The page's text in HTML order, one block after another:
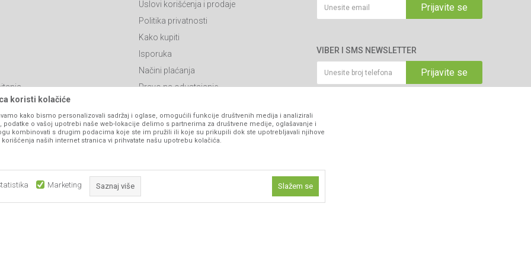
Uslovi korišćenja i prodaje
Politika privatnosti
Kako kupiti
Isporuka
Načini plaćanja
Pravo na odustajanje
Povraćaj sredstava
Zamjena artikala
Prijavite se
VIBER I SMS NEWSLETTER
Prijavite se
koristi kolačiće
kako bismo personalizovali sadržaj i oglase, omogućili funkcije društvenih medija i analizirali
podatke o vašoj upotrebi naše web-lokacije delimo s partnerima za društvene medije, oglašavanje i
kombinovati s drugim podacima koje ste im pružili ili koje su prikupili dok ste upotrebljavali njihove
korišćenja naših internet stranica vi prihvatate našu upotrebu kolačića.
Marketing Saznaj više Slažem se